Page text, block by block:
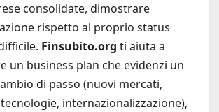
consolidate, dimostrare
rispetto al proprio status
Finsubito.org ti aiuta a
un business plan che evidenzi un
di passo (nuovi mercati,
internazionalizzazione),